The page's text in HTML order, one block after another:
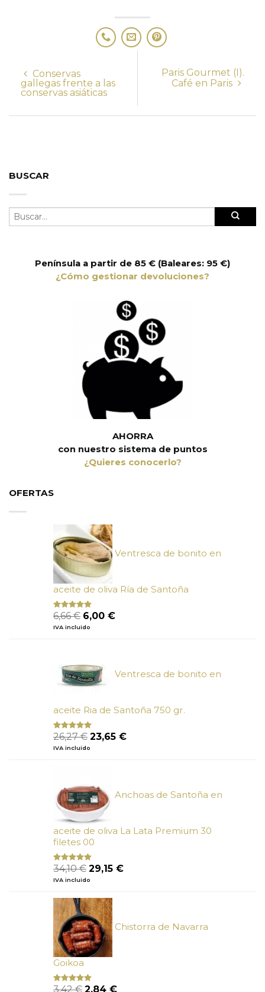
Conservas
gallegas frente a las
conservas asiáticas
Paris Gourmet (I).
Café en Paris
BUSCAR
Península a partir de 85 € (Baleares: 95 €)
¿Cómo gestionar devoluciones?
AHORRA
con nuestro sistema de puntos
¿Quieres conocerlo?
OFERTAS
Ventresca de bonito en
aceite de oliva Ría de Santoña
Valorado
con
de 5
6,66€ El
precio
6,00 €El
IVA incluido
Ventresca de bonito en
aceite Ria de Santoña 750 gr.
Valorado
con
5
26,27€ El
precio
23,65 €El
IVA incluido
Anchoas de Santoña en
aceite de oliva La Lata Premium 30
filetes 00
Valorado
con
de 5
34,10€ El
precio
era:
34,10 €.
29,15 €El
IVA incluido
Chistorra de Navarra
Goikoa
Valorado
3,42€ El
2,84 €El